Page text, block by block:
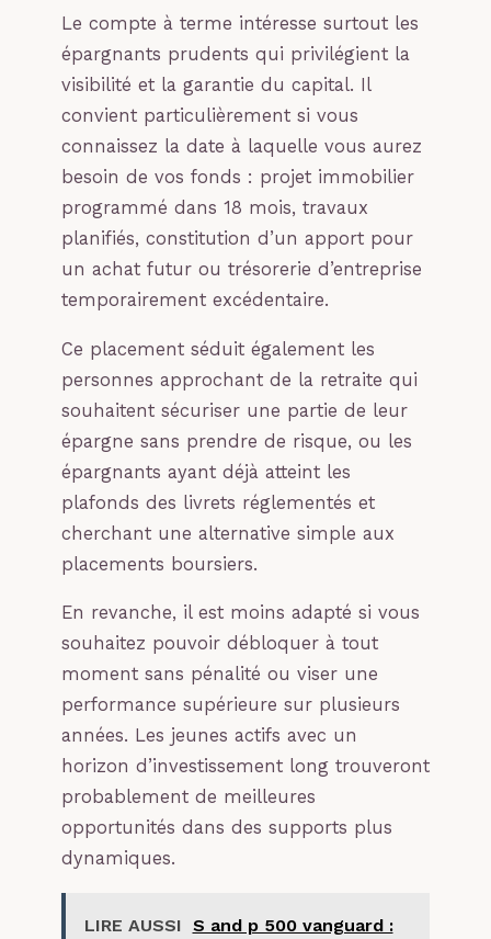
Le compte à terme intéresse surtout les
épargnants prudents qui privilégient la
visibilité et la garantie du capital. Il
convient particulièrement si vous
connaissez la date à laquelle vous aurez
besoin de vos fonds : projet immobilier
programmé dans 18 mois, travaux
planifiés, constitution d’un apport pour
un achat futur ou trésorerie d’entreprise
temporairement excédentaire.
Ce placement séduit également les
personnes approchant de la retraite qui
souhaitent sécuriser une partie de leur
épargne sans prendre de risque, ou les
épargnants ayant déjà atteint les
plafonds des livrets réglementés et
cherchant une alternative simple aux
placements boursiers.
En revanche, il est moins adapté si vous
souhaitez pouvoir débloquer à tout
moment sans pénalité ou viser une
performance supérieure sur plusieurs
années. Les jeunes actifs avec un
horizon d’investissement long trouveront
probablement de meilleures
opportunités dans des supports plus
dynamiques.
LIRE AUSSI S and p 500 vanguard :